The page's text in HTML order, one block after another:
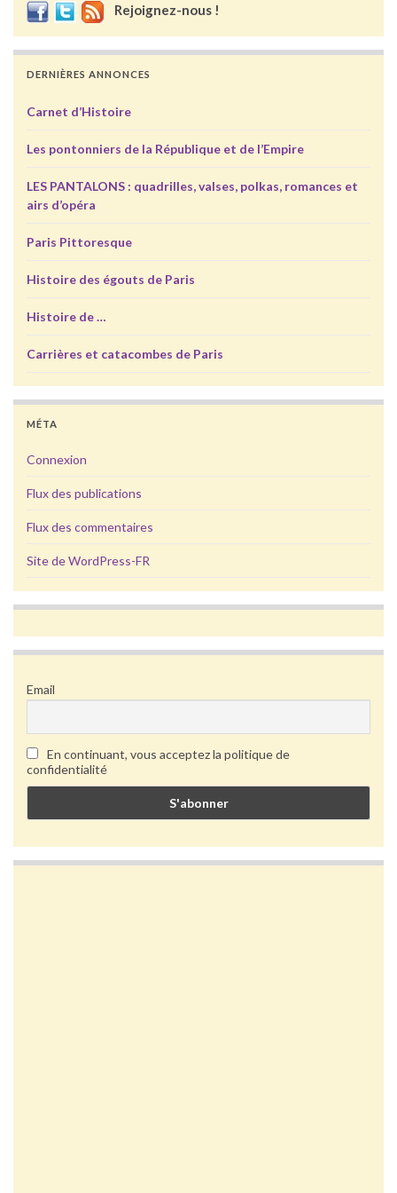
Rejoignez-nous !
DERNIÈRES ANNONCES
Carnet d’Histoire
Les pontonniers de la République et de l’Empire
LES PANTALONS : quadrilles, valses, polkas, romances et
airs d’opéra
Paris Pittoresque
Histoire des égouts de Paris
Histoire de …
Carrières et catacombes de Paris
MÉTA
Connexion
Flux des publications
Flux des commentaires
Site de WordPress-FR
Email
En continuant, vous acceptez la politique de
confidentialité